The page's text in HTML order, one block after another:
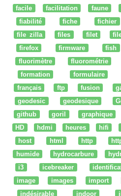
facile
facilitation faune
fiabilité
fiche fichier
file zilla
files filet
firefox
firmware fish
fluorimètre
fluorométrie
formation
formulaire
français
ftp fusion
geodesic
geodesique
github
goril graphique
HD
hdmi heures hifi
host
html http
humide
hydrocarbure
i3
icebreaker
image
images import
indésirable
indoor